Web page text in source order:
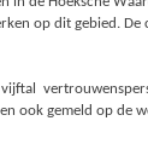
op dit gebied.
ook gemeld op de